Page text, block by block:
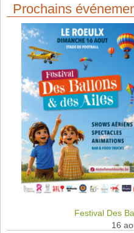
Prochains
Festival Des
16